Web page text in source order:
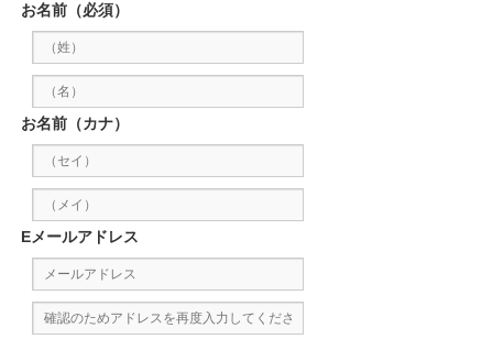
お名前（必須）
お名前（カナ）
Eメールアドレス